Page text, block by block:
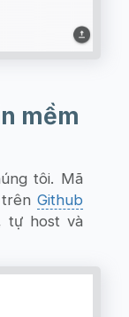
mềm
tôi. Mã
trênGithub
tự host và